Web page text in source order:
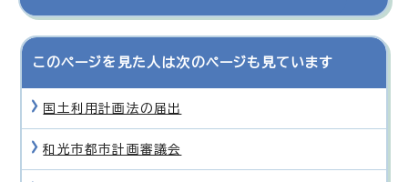
このページを見た人は次のページも見ています
国土利用計画法の届出
和光市都市計画審議会